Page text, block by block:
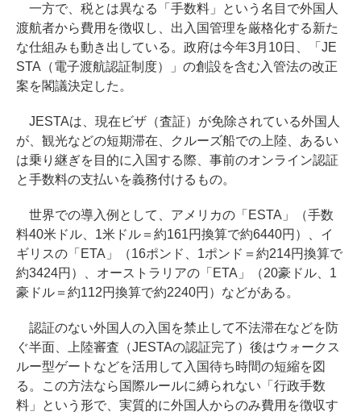
一方で、税とは異なる「手数料」という名目で外国人
渡航者から費用を徴収し、出入国管理を厳格化する新た
な仕組みも動き出している。政府は今年3月10日、「JE
STA（電子渡航認証制度）」の創設を含む入管法の改正
案を閣議決定した。
JESTAは、現在ビザ（査証）が免除されている外国人
が、観光などの短期滞在、クルーズ船での上陸、あるい
は乗り継ぎを目的に入国する際、事前のオンライン認証
と手数料の支払いを義務付けるもの。
世界での導入例として、アメリカの「ESTA」（手数
料40米ドル、1米ドル＝約161円換算で約6440円）、イ
ギリスの「ETA」（16ポンド、1ポンド＝約214円換算で
約3424円）、オーストラリアの「ETA」（20豪ドル、1
豪ドル＝約112円換算で約2240円）などがある。
認証のない外国人の入国を禁止して不法滞在などを防
ぐ半面、上陸審査（JESTAの認証完了）後はウォークス
ルー型ゲートなどを活用して入国待ち時間の短縮を図
る。この方法なら国際ルールに縛られない「行政手数
料」という形で、実質的に外国人からのみ費用を徴収す